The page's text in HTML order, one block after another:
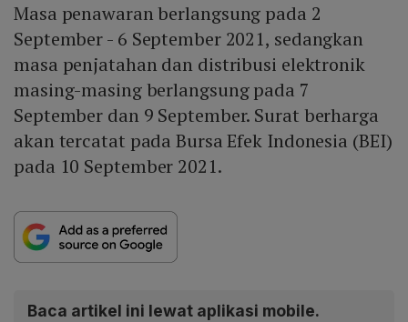
Masa penawaran berlangsung pada 2
September - 6 September 2021, sedangkan
masa penjatahan dan distribusi elektronik
masing-masing berlangsung pada 7
September dan 9 September. Surat berharga
akan tercatat pada Bursa Efek Indonesia (BEI)
pada 10 September 2021.
Baca artikel ini lewat aplikasi mobile.